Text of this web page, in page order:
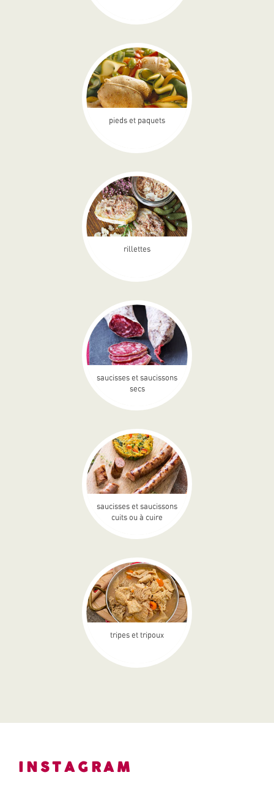
pieds et paquets
rillettes
saucisses et saucissons
secs
saucisses et saucissons
cuits ou à cuire
tripes et tripoux
INSTAGRAM